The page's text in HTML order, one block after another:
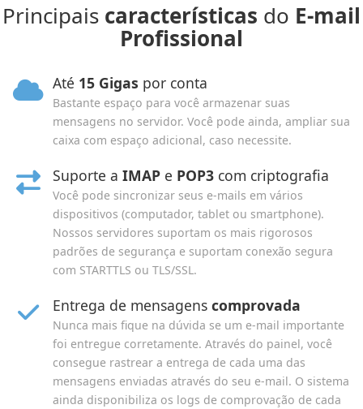
Principais características do E-mail
Profissional
Até 15 Gigas por conta
Bastante espaço para você armazenar suas
mensagens no servidor. Você pode ainda, ampliar sua
caixa com espaço adicional, caso necessite.
Suporte a IMAP e POP3 com criptografia
Você pode sincronizar seus e-mails em vários
dispositivos (computador, tablet ou smartphone).
Nossos servidores suportam os mais rigorosos
padrões de segurança e suportam conexão segura
com STARTTLS ou TLS/SSL.
Entrega de mensagens comprovada
Nunca mais fique na dúvida se um e-mail importante
foi entregue corretamente. Através do painel, você
consegue rastrear a entrega de cada uma das
mensagens enviadas através do seu e-mail. O sistema
ainda disponibiliza os logs de comprovação de cada